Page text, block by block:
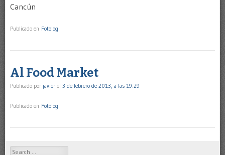
Cancún
Publicado en Fotolog
Al Food Market
Publicado por javier el 3 de febrero de 2013, a las 19:29
Publicado en Fotolog
Search